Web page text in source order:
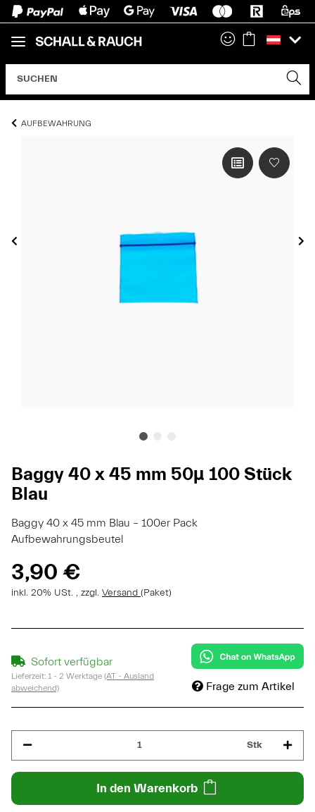
AUFBEWAHRUNG
Baggy 40 x 45 mm 50µ 100 Stück
Blau
Baggy 40 x 45 mm Blau – 100er Pack
Aufbewahrungsbeutel
3,90 €
inkl. 20% USt. , zzgl. Versand (Paket)
Sofort verfügbar
Lieferzeit: 1 - 2 Werktage (AT - Ausland
abweichend)
Frage zum Artikel
Stk
In den Warenkorb